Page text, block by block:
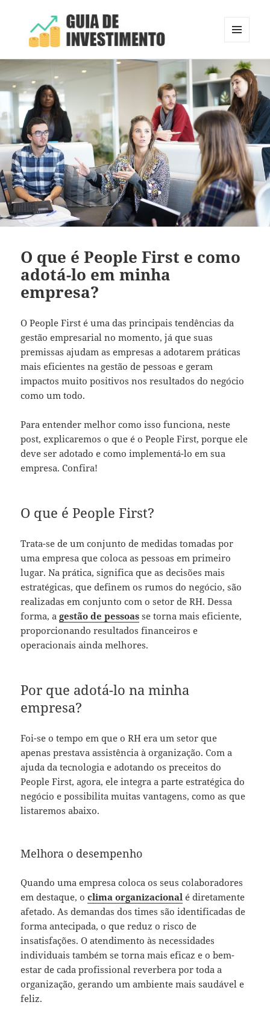
Guia de Investimento
E
WIDGETS
O que é People First e como
adotá-lo em minha
empresa?
O People First é uma das principais tendências da
gestão empresarial no momento, já que suas
premissas ajudam as empresas a adotarem práticas
mais eficientes na gestão de pessoas e geram
impactos muito positivos nos resultados do negócio
como um todo.
Para entender melhor como isso funciona, neste
post, explicaremos o que é o People First, porque ele
deve ser adotado e como implementá-lo em sua
empresa. Confira!
O que é People First?
Trata-se de um conjunto de medidas tomadas por
uma empresa que coloca as pessoas em primeiro
lugar. Na prática, significa que as decisões mais
estratégicas, que definem os rumos do negócio, são
realizadas em conjunto com o setor de RH. Dessa
forma, agestão de pessoas se torna mais eficiente,
proporcionando resultados financeiros e
operacionais ainda melhores.
Por que adotá-lo na minha
empresa?
Foi-se o tempo em que o RH era um setor que
apenas prestava assistência à organização. Com a
ajuda da tecnologia e adotando os preceitos do
People First, agora, ele integra a parte estratégica do
negócio e possibilita muitas vantagens, como as que
listaremos abaixo.
Melhora o desempenho
Quando uma empresa coloca os seus colaboradores
em destaque, oclima organizacional é diretamente
afetado. As demandas dos times são identificadas de
forma antecipada, o que reduz o risco de
insatisfações. O atendimento às necessidades
individuais também se torna mais eficaz e o bem-
estar de cada profissional reverbera por toda a
organização, gerando um ambiente mais saudável e
feliz.